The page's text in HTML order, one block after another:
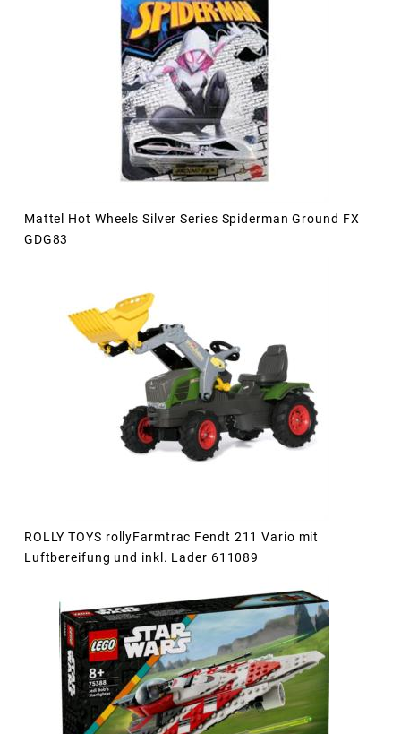
Mattel Hot Wheels Silver Series Spiderman Ground FX
GDG83
ROLLY TOYS rollyFarmtrac Fendt 211 Vario mit
Luftbereifung und inkl. Lader 611089